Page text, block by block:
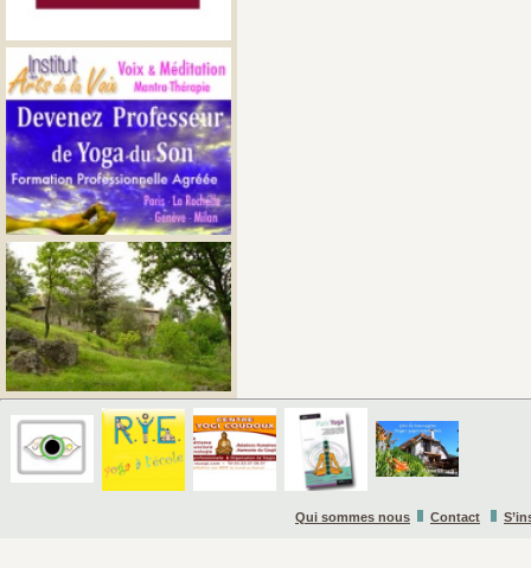
Qui sommes nous Contact